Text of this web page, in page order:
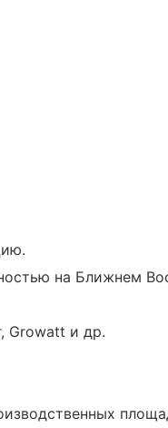
на Ближнем
Growatt и др.